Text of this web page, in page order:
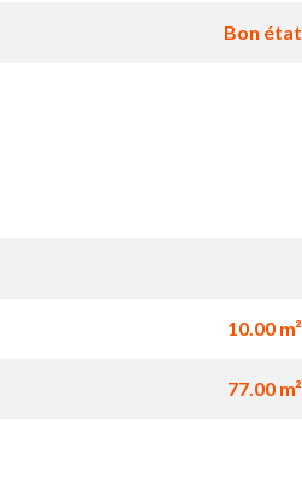
Bon état
10.00 m²
77.00 m²